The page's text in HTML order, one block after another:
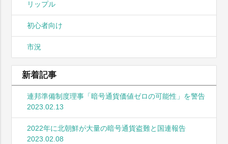
リップル
初心者向け
市況
新着記事
連邦準備制度理事「暗号通貨価値ゼロの可能性」を警告
2023.02.13
2022年に北朝鮮が大量の暗号通貨盗難と国連報告
2023.02.08